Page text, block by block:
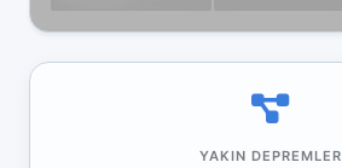
YAKIN DEPREMLER